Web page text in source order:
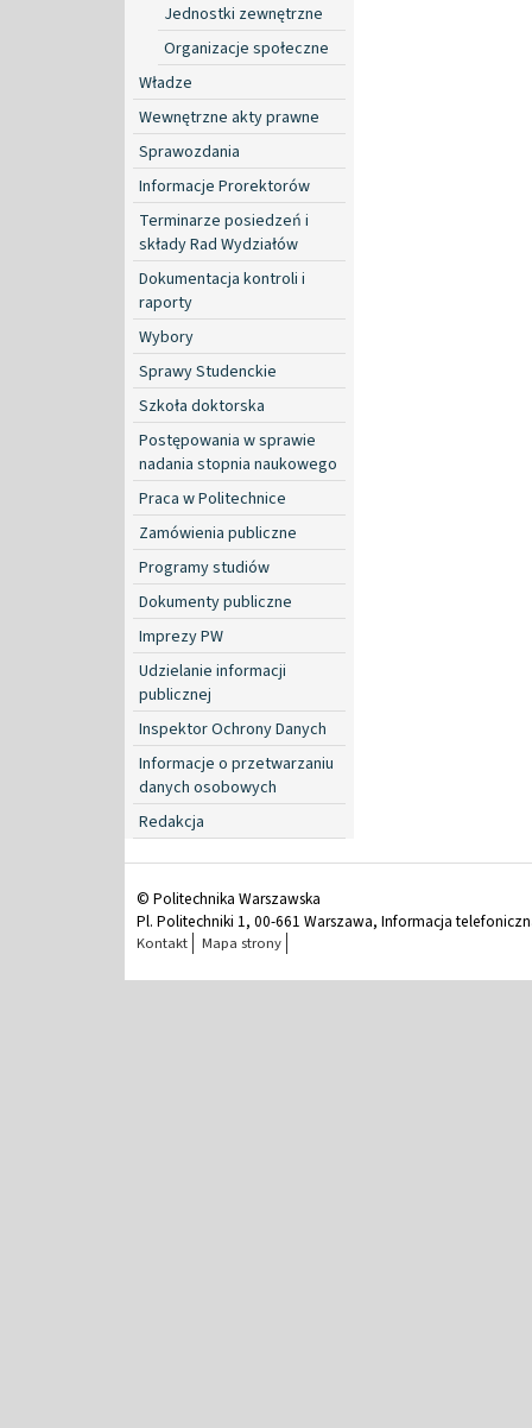
Jednostki zewnętrzne
Organizacje społeczne
Władze
Wewnętrzne akty prawne
Sprawozdania
Informacje Prorektorów
Terminarze posiedzeń i
składy Rad Wydziałów
Dokumentacja kontroli i
raporty
Wybory
Sprawy Studenckie
Szkoła doktorska
Postępowania w sprawie
nadania stopnia naukowego
Praca w Politechnice
Zamówienia publiczne
Programy studiów
Dokumenty publiczne
Imprezy PW
Udzielanie informacji
publicznej
Inspektor Ochrony Danych
Informacje o przetwarzaniu
danych osobowych
Redakcja
© Politechnika Warszawska
Pl. Politechniki 1, 00-661 Warszawa, Informacja
Kontakt Mapa strony